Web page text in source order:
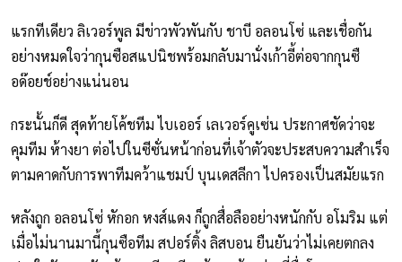
แรกทีเดียว ลิเวอร์พูล มีข่าวพัวพันกับ ชาบี อลอนโซ่ และเชื่อกัน
อย่างหมดใจว่ากุนซือสแปนิชพร้อมกลับมานั่งเก้าอี้ต่อจากกุนซื
อด๊อยช์อย่างแน่นอน
กระนั้นก็ดี สุดท้ายโค้ชทีม ไบเออร์ เลเวอร์คูเซ่น ประกาศชัดว่าจะ
คุมทีม ห้างยา ต่อไปในซีซั่นหน้าก่อนที่เจ้าตัวจะประสบความสำเร็จ
ตามคาดกับการพาทีมคว้าแชมป์ บุนเดสลีกา ไปครองเป็นสมัยแรก
หลังถูก อลอนโซ่ หักอก หงส์แดง ก็ถูกสื่อลืออย่างหนักกับ อโมริม แต่
เมื่อไม่นานมานี้กุนซือทีม สปอร์ติ้ง ลิสบอน ยืนยันว่าไม่เคยตกลง